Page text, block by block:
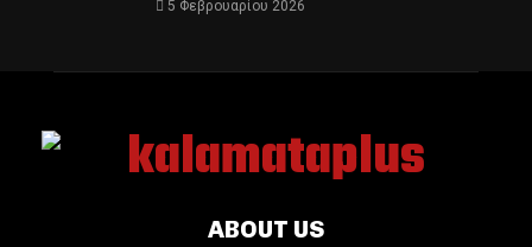
5 Φεβρουαρίου 2026
ABOUT US